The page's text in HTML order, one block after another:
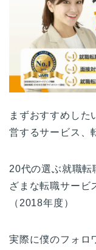
まずおすすめした
営するサービス、
20代の選ぶ就職転
ざまな転職サービ
（2018年度）
実際に僕のフォロ